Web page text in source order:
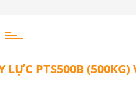
LỰC PTS500B